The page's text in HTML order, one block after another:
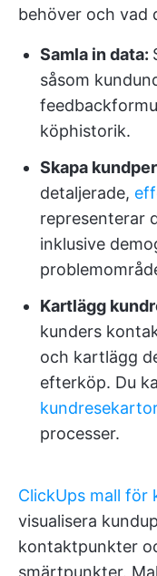
behöver och vad
Samla in data:
såsom
köphistorik.
Skapa
detaljerade,
representerar
inklusive
Kartlägg
kunders
och kartlägg
efterköp. Du
processer.
ClickUps mall för
visualisera
kontaktpunkter